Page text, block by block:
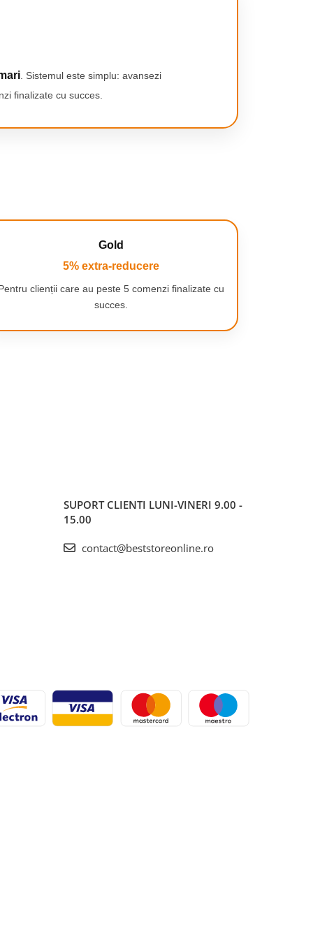
. Sistemul este simplu: avansezi
finalizate cu succes.
Gold
5% extra-reducere
clienții care au peste 5 comenzi finalizate cu
succes.
SUPORT CLIENTI LUNI-VINERI 9.00 -
15.00
contact@beststoreonline.ro